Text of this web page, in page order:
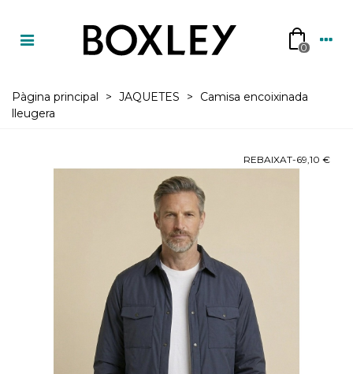
0
Pàgina principal > JAQUETES >
Camisa encoixinada
lleugera
REBAIXAT-69,10 €